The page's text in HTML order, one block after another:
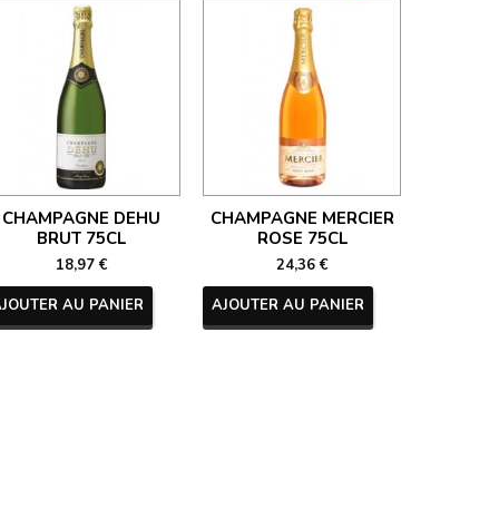
CHAMPAGNE DEHU
BRUT 75CL
18,97 €
AU PANIER
CHAMPAGNE MERCIER
ROSE 75CL
24,36 €
AJOUTER AU PANIER